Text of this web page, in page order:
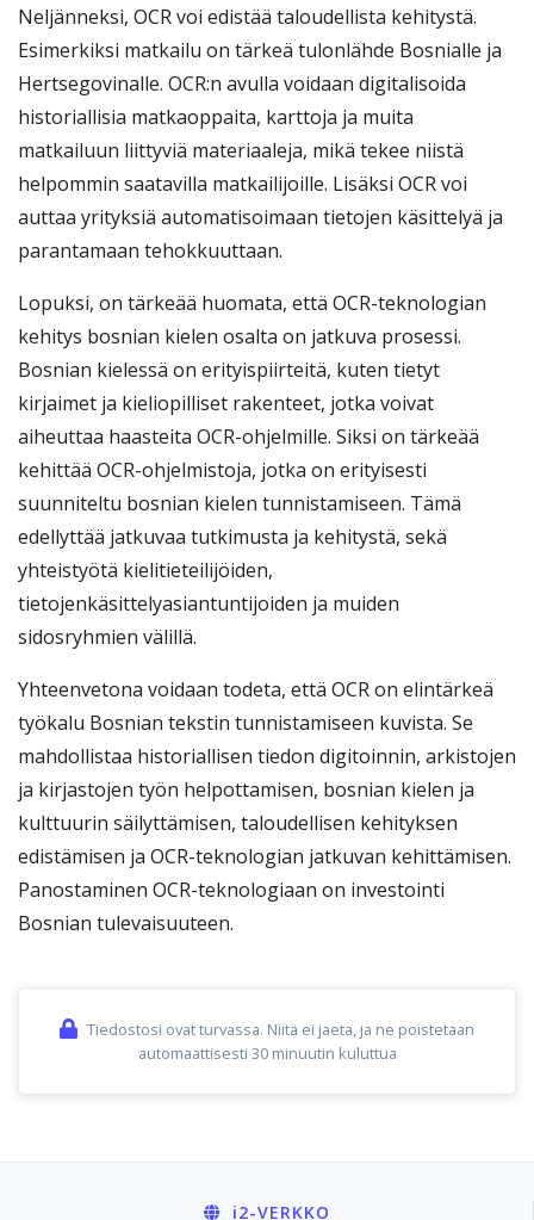
Neljänneksi, OCR voi edistää taloudellista kehitystä.
Esimerkiksi matkailu on tärkeä tulonlähde Bosnialle ja
Hertsegovinalle. OCR:n avulla voidaan digitalisoida
historiallisia matkaoppaita, karttoja ja muita
matkailuun liittyviä materiaaleja, mikä tekee niistä
helpommin saatavilla matkailijoille. Lisäksi OCR voi
auttaa yrityksiä automatisoimaan tietojen käsittelyä ja
parantamaan tehokkuuttaan.
Lopuksi, on tärkeää huomata, että OCR-teknologian
kehitys bosnian kielen osalta on jatkuva prosessi.
Bosnian kielessä on erityispiirteitä, kuten tietyt
kirjaimet ja kieliopilliset rakenteet, jotka voivat
aiheuttaa haasteita OCR-ohjelmille. Siksi on tärkeää
kehittää OCR-ohjelmistoja, jotka on erityisesti
suunniteltu bosnian kielen tunnistamiseen. Tämä
edellyttää jatkuvaa tutkimusta ja kehitystä, sekä
yhteistyötä kielitieteilijöiden,
tietojenkäsittelyasiantuntijoiden ja muiden
sidosryhmien välillä.
Yhteenvetona voidaan todeta, että OCR on elintärkeä
työkalu Bosnian tekstin tunnistamiseen kuvista. Se
mahdollistaa historiallisen tiedon digitoinnin, arkistojen
ja kirjastojen työn helpottamisen, bosnian kielen ja
kulttuurin säilyttämisen, taloudellisen kehityksen
edistämisen ja OCR-teknologian jatkuvan kehittämisen.
Panostaminen OCR-teknologiaan on investointi
Bosnian tulevaisuuteen.
Tiedostosi ovat turvassa. Niitä ei jaeta, ja ne poistetaan
automaattisesti 30 minuutin kuluttua
i2-VERKKO